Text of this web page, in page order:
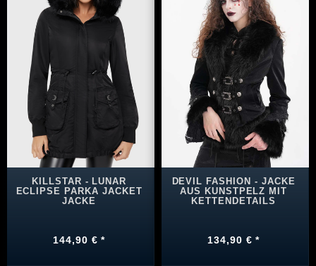
KILLSTAR - LUNAR
ECLIPSE PARKA JACKET
JACKE
144,90 € *
DEVIL FASHION - JACKE
AUS KUNSTPELZ MIT
KETTENDETAILS
134,90 € *